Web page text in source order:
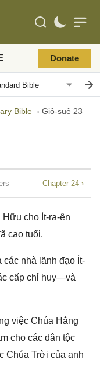
Donate
Bible › Giô-suê 23
Chapter 24 ›
cho Ít-ra-ên
cao tuổi.
các nhà lãnh đạo Ít-
cấp chỉ huy—và
việc Chúa Hằng
cho các dân tộc
Chúa Trời của anh